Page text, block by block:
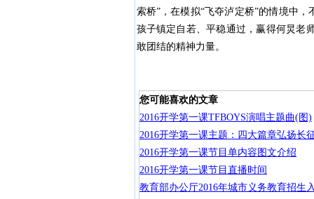
索桥”，在模拟“飞夺泸定桥”的情境中
孩子镇定自若、平稳通过，赢得何炅老
敢团结的精神力量。
您可能喜欢的文章
2016开学第一课TFBOYS演唱主题曲(图)
2016开学第一课主题：四大篇章弘扬长
2016开学第一课节目单内容图文介绍
2016开学第一课节目直播时间
教育部办公厅2016年城市义务教育招生